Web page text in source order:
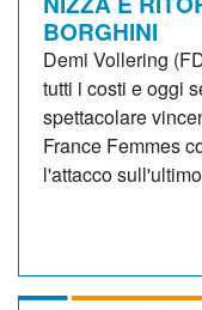
BORGHINI
Demi Vollering
tutti i costi e oggi
spettacolare
France Femmes
l'attacco